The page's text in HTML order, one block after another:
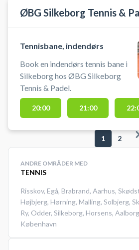
ØBG Silkeborg Tennis &
Tennisbane, indendørs
Book en indendørs tennis bane i
Silkeborg hos ØBG Silkeborg
Tennis & Padel.
20:00 21:00
1 2
ANDRE OMRÅDER MED
TENNIS
Risskov, Egå, Brabrand, Aarhus,
Højbjerg, Hørning, Malling, Solbjerg,
Ry, Odder, Silkeborg, Horsens, Aalborg
København